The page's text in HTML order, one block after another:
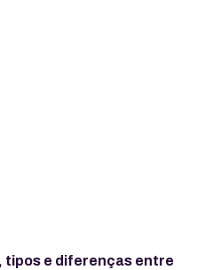
e diferenças entre